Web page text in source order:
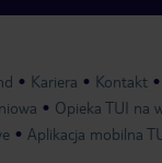
Kariera
Kontakt
Opieka TUI na
Aplikacja mobilna